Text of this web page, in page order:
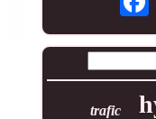
trafic